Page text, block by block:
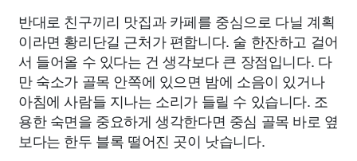
반대로 친구끼리 맛집과 카페를 중심으로 다닐 계획
이라면 황리단길 근처가 편합니다. 술 한잔하고 걸어
서 들어올 수 있다는 건 생각보다 큰 장점입니다. 다
만 숙소가 골목 안쪽에 있으면 밤에 소음이 있거나
아침에 사람들 지나는 소리가 들릴 수 있습니다. 조
용한 숙면을 중요하게 생각한다면 중심 골목 바로 옆
보다는 한두 블록 떨어진 곳이 낫습니다.